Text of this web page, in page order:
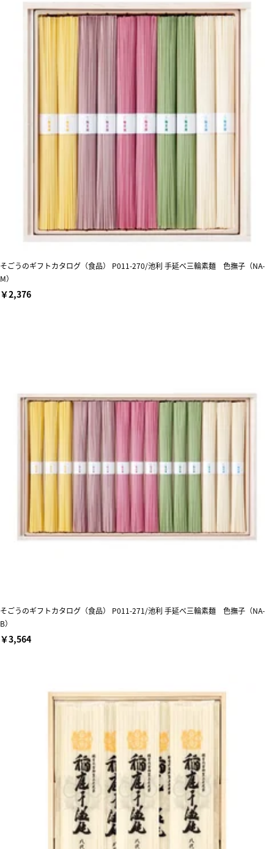
そごうのギフトカタログ（食品） P011-270/池利 手延べ三輪素麺 色撫子（NA-
M）
￥2,376
そごうのギフトカタログ（食品） P011-271/池利 手延べ三輪素麺 色撫子（NA-
B）
￥3,564